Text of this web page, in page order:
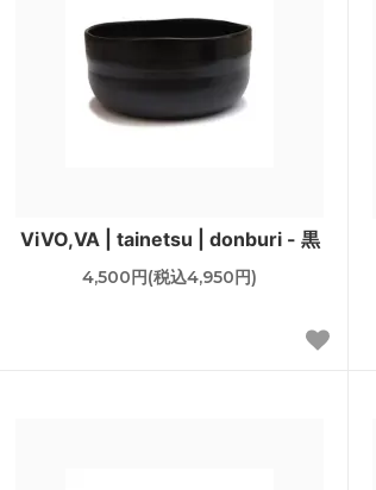
ViVO,VA | tainetsu | donburi - 黒
4,500円(税込4,950円)